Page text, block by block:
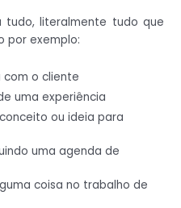
tudo, literalmente tudo que
por exemplo:
com o cliente
uma experiência
ou ideia para
uma agenda de
coisa no trabalho de